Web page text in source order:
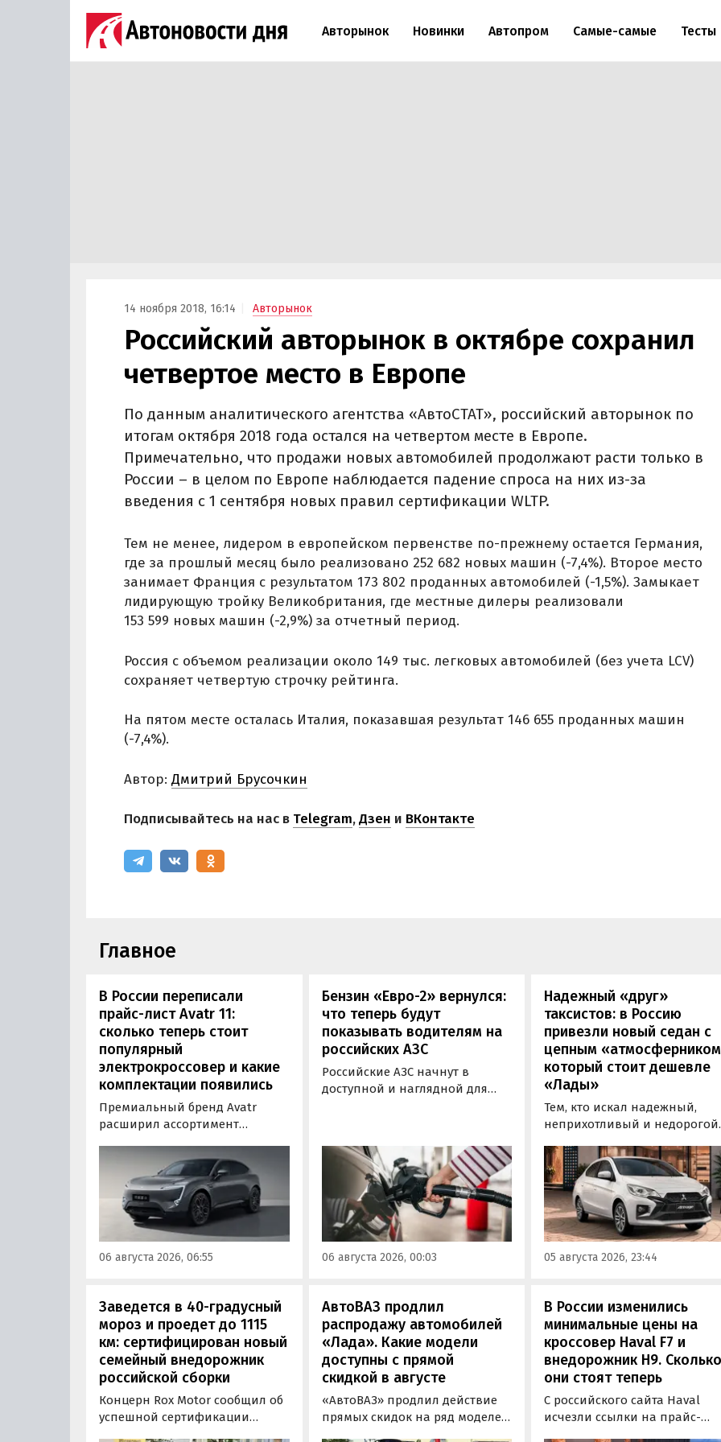
Авторынок Новинки Автопром Самые-самые Тесты
14 ноября 2018, 16:14 Авторынок
Российский авторынок в октябре сохранил
четвертое место в Европе
По данным аналитического агентства «АвтоСТАТ», российский авторынок по
итогам октября 2018 года остался на четвертом месте в Европе.
Примечательно, что продажи новых автомобилей продолжают расти только в
России – в целом по Европе наблюдается падение спроса на них из-за
введения с 1 сентября новых правил сертификации WLTP.
Тем не менее, лидером в европейском первенстве по-прежнему остается Германия,
где за прошлый месяц было реализовано 252 682 новых машин (-7,4%). Второе место
занимает Франция с результатом 173 802 проданных автомобилей (-1,5%). Замыкает
лидирующую тройку Великобритания, где местные дилеры реализовали
153 599 новых машин (-2,9%) за отчетный период.
Россия с объемом реализации около 149 тыс. легковых автомобилей (без учета LCV)
сохраняет четвертую строчку рейтинга.
На пятом месте осталась Италия, показавшая результат 146 655 проданных машин
(-7,4%).
Автор: Дмитрий Брусочкин
Подписывайтесь на нас в Telegram,Дзен и ВКонтакте
Главное
В России переписали
прайс-лист Avatr 11:
сколько теперь стоит
популярный
электрокроссовер и какие
комплектации появились
Премиальный бренд Avatr
расширил ассортимент
кроссовера Avatr 11 в России
версиями 2026 года. Вместе с
этим из его прайс-листа
исчезло единственное
заднеприводное исполнение,
а минимальная цена модели
выросла на 760 тыс. рублей,
06 августа 2026, 06:55
Бензин «Евро-2» вернулся:
что теперь будут
показывать водителям на
российских АЗС
Российские АЗС начнут в
доступной и наглядной для
отпускаемого топлива. Это
позволит автовладельцам
осознанно выбрать топливо
определенного класса — от
«Евро-2» до «Евро-5»,
сообщили в Минэнерго РФ.
06 августа 2026, 00:03
Надежный «друг»
таксистов: в Россию
привезли новый седан с
цепным
который стоит дешевле
«Лады»
Тем, кто искал надежный,
неприхотливый и недорогой
может подойти популярный
азиатских таксистов седан
Mitsubishi Attrage. В Таиланде
он стоит от 1 380 000 рублей
текущему курсу, а «частник»
Екатеринбурга просит за
600 000 рублей, узнали
05 августа 2026, 23:44
Заведется в 40-градусный
мороз и проедет до 1115
км: сертифицирован новый
семейный внедорожник
российской сборки
Концерн Rox Motor сообщил об
успешной сертификации
АвтоВАЗ продлил
распродажу автомобилей
«Лада». Какие модели
доступны с прямой
скидкой в августе
«АвтоВАЗ» продлил действие
прямых скидок на ряд моделей
В России изменились
минимальные цены на
кроссовер Haval F7 и
внедорожник H9.
они стоят теперь
С российского сайта Haval
исчезли ссылки на прайс-